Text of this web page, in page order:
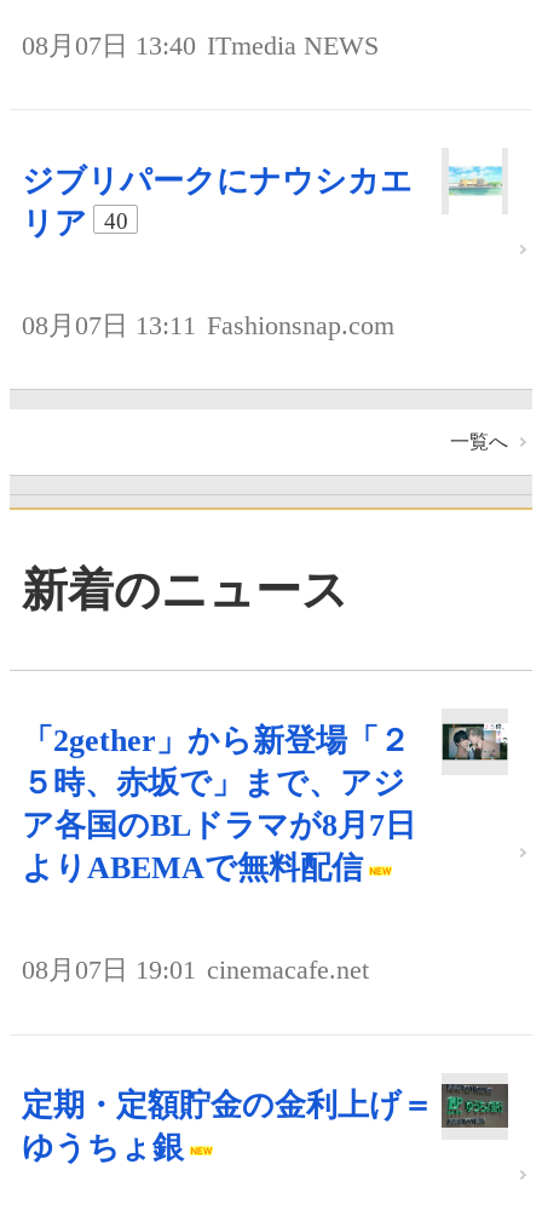
08月07日 13:40 ITmedia NEWS
ジブリパークにナウシカエ
リア
40
08月07日 13:11 Fashionsnap.com
一覧へ
新着のニュース
「2gether」から新登場「２
５時、赤坂で」まで、アジ
ア各国のBLドラマが8月7日
よりABEMAで無料配信
08月07日 19:01 cinemacafe.net
定期・定額貯金の金利上げ＝
ゆうちょ銀